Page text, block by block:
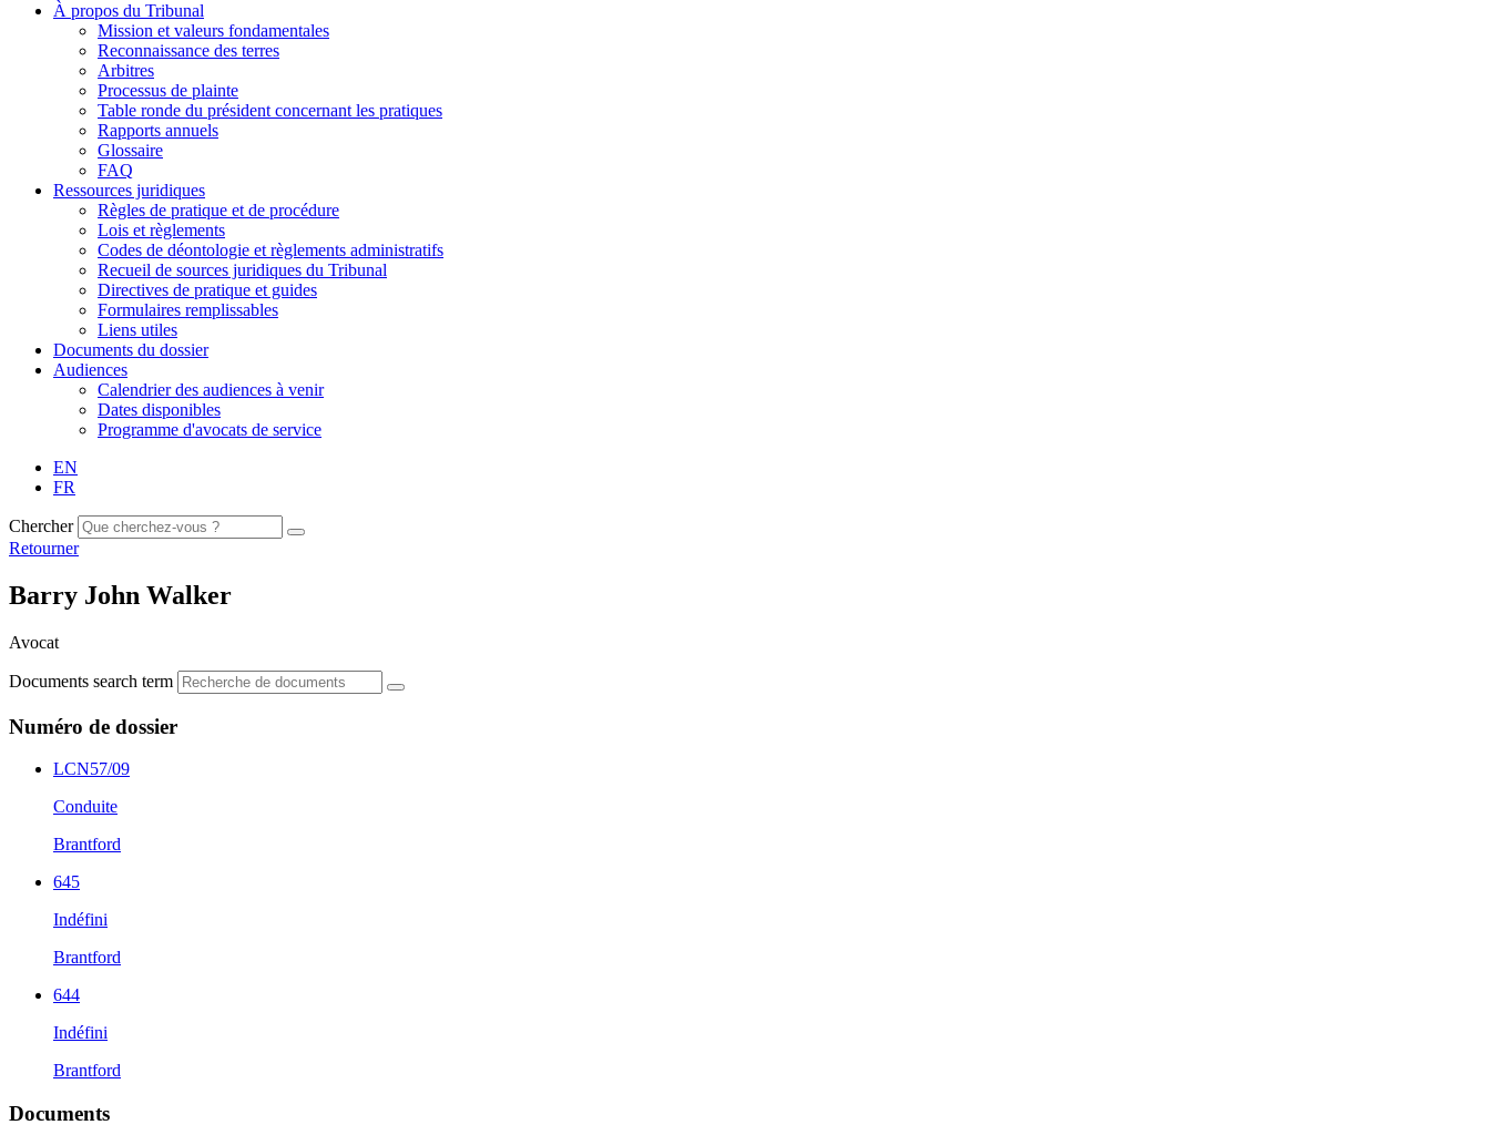
À propos du Tribunal
Mission et valeurs fondamentales
Reconnaissance des terres
Arbitres
Processus de plainte
Table ronde du président concernant les pratiques
Rapports annuels
Glossaire
FAQ
Ressources juridiques
Règles de pratique et de procédure
Lois et règlements
Codes de déontologie et règlements administratifs
Recueil de sources juridiques du Tribunal
Directives de pratique et guides
Formulaires remplissables
Liens utiles
Documents du dossier
Audiences
Calendrier des audiences à venir
Dates disponibles
Programme d'avocats de service
EN
FR
Chercher
Retourner
Barry John Walker
Avocat
Documents search term
Numéro de dossier
LCN57/09
Conduite
Brantford
645
Indéfini
Brantford
644
Indéfini
Brantford
Documents